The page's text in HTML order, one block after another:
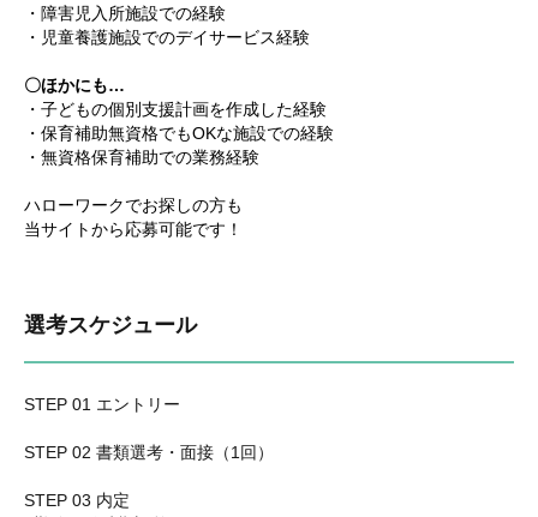
・障害児入所施設での経験
・児童養護施設でのデイサービス経験
〇ほかにも…
・子どもの個別支援計画を作成した経験
・保育補助無資格でもOKな施設での経験
・無資格保育補助での業務経験
ハローワークでお探しの方も
当サイトから応募可能です！
選考スケジュール
STEP 01 エントリー
STEP 02 書類選考・面接（1回）
STEP 03 内定